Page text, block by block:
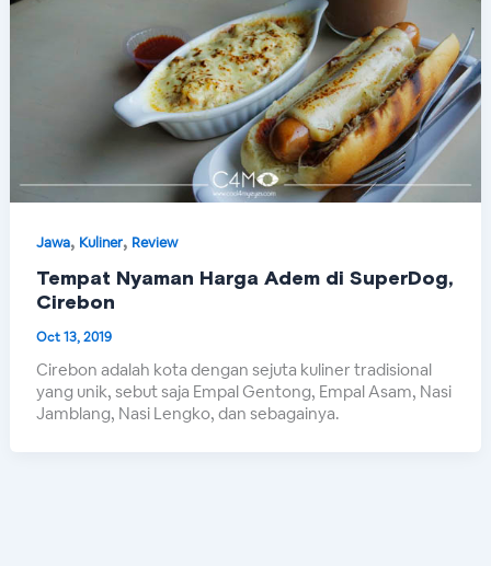
Jawa, Kuliner, Review
Tempat Nyaman Harga Adem di SuperDog,
Cirebon
Oct 13, 2019
Cirebon adalah kota dengan sejuta kuliner tradisional
yang unik, sebut saja Empal Gentong, Empal Asam, Nasi
Jamblang, Nasi Lengko, dan sebagainya.